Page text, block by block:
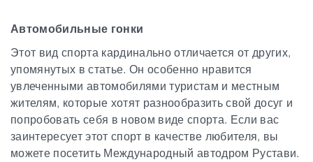
Автомобильные гонки
Этот вид спорта кардинально отличается от других,
упомянутых в статье. Он особенно нравится
увлеченными автомобилями туристам и местным
жителям, которые хотят разнообразить свой досуг и
попробовать себя в новом виде спорта. Если вас
заинтересует этот спорт в качестве любителя, вы
можете посетить Международный автодром Рустави.